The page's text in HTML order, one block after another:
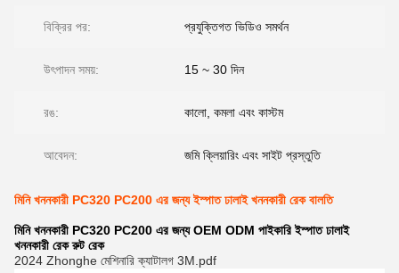
বিক্রির পর: প্রযুক্তিগত ভিডিও সমর্থন
উৎপাদন সময়: 15 ~ 30 দিন
রঙ: কালো, কমলা এবং কাস্টম
আবেদন: জমি ক্লিয়ারিং এবং সাইট প্রস্তুতি
মিনি খননকারী PC320 PC200 এর জন্য ইস্পাত ঢালাই খননকারী রেক বালতি
মিনি খননকারী PC320 PC200 এর জন্য OEM ODM পাইকারি ইস্পাত ঢালাই
খননকারী রেক রুট রেক
2024 Zhonghe মেশিনারি ক্যাটালগ 3M.pdf